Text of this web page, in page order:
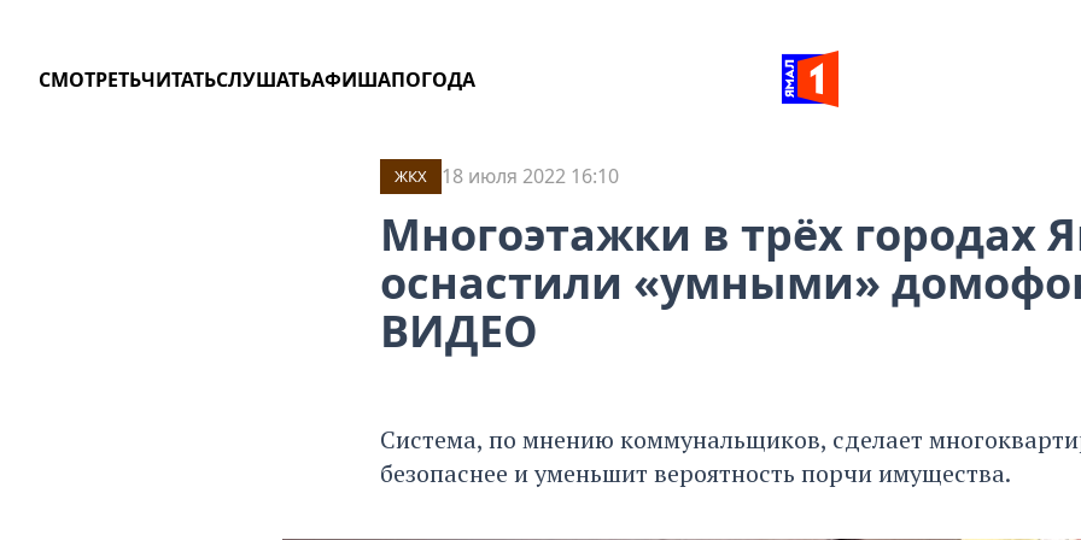
СМОТРЕТЬЧИТАТЬСЛУШАТЬАФИШАПОГОДА
ЖКХ 18 июля 2022 16:10
Многоэтажки в трёх городах
оснастили «умными»
ВИДЕО
Система, по мнению коммунальщиков, сделает
безопаснее и уменьшит вероятность порчи имущества.